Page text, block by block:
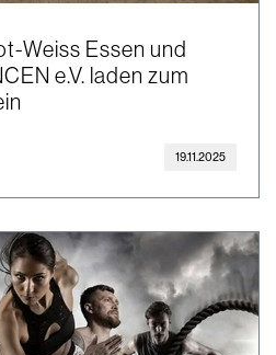
Weiss Essen und
e.V. laden zum
19.11.2025